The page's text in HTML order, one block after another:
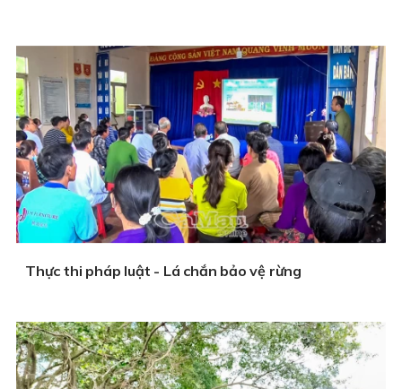
Thực thi pháp luật - Lá chắn bảo vệ rừng